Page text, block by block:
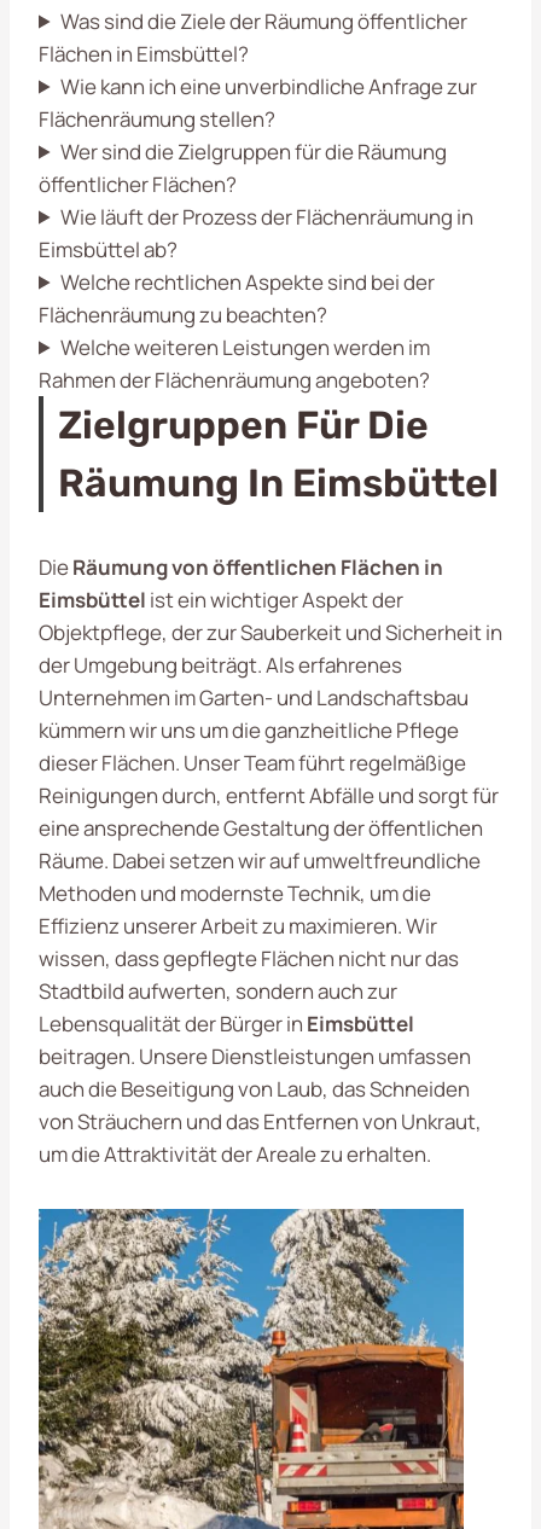
Was sind die Ziele der Räumung öffentlicher
Flächen in Eimsbüttel?
Wie kann ich eine unverbindliche Anfrage zur
Flächenräumung stellen?
Wer sind die Zielgruppen für die Räumung
öffentlicher Flächen?
Wie läuft der Prozess der Flächenräumung in
Eimsbüttel ab?
Welche rechtlichen Aspekte sind bei der
Flächenräumung zu beachten?
Welche weiteren Leistungen werden im
Rahmen der Flächenräumung angeboten?
Zielgruppen Für Die
Räumung In Eimsbüttel
DieRäumung von öffentlichen Flächen in
Eimsbüttel ist ein wichtiger Aspekt der
Objektpflege, der zur Sauberkeit und Sicherheit in
der Umgebung beiträgt. Als erfahrenes
Unternehmen im Garten- und Landschaftsbau
kümmern wir uns um die ganzheitliche Pflege
dieser Flächen. Unser Team führt regelmäßige
Reinigungen durch, entfernt Abfälle und sorgt für
eine ansprechende Gestaltung der öffentlichen
Räume. Dabei setzen wir auf umweltfreundliche
Methoden und modernste Technik, um die
Effizienz unserer Arbeit zu maximieren. Wir
wissen, dass gepflegte Flächen nicht nur das
Stadtbild aufwerten, sondern auch zur
Lebensqualität der Bürger in Eimsbüttel
beitragen. Unsere Dienstleistungen umfassen
auch die Beseitigung von Laub, das Schneiden
von Sträuchern und das Entfernen von Unkraut,
um die Attraktivität der Areale zu erhalten.